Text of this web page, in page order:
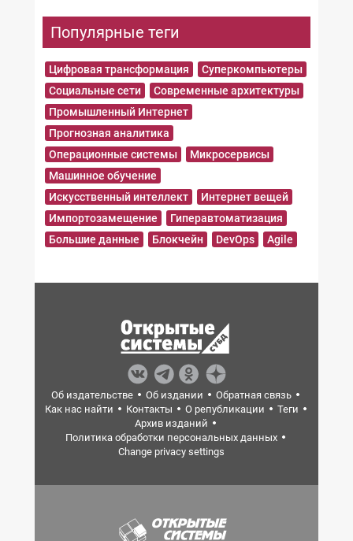
Популярные теги
Цифровая трансформация
Суперкомпьютеры
Социальные сети
Современные архитектуры
Промышленный Интернет
Прогнозная аналитика
Операционные системы
Микросервисы
Машинное обучение
Искусственный интеллект
Интернет вещей
Импортозамещение
Гиперавтоматизация
Большие данные
Блокчейн DevOps Agile
Об издательстве Об издании
Обратная связь
Как нас найти
Контакты О републикации
Теги
Архив изданий
Политика обработки персональных данных
Change privacy settings